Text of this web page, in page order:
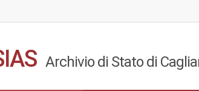
Archivio di Stato di